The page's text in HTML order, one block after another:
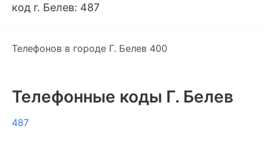
код г. Белев: 487
Телефонов в городе Г. Белев 400
Телефонные коды Г. Белев
487